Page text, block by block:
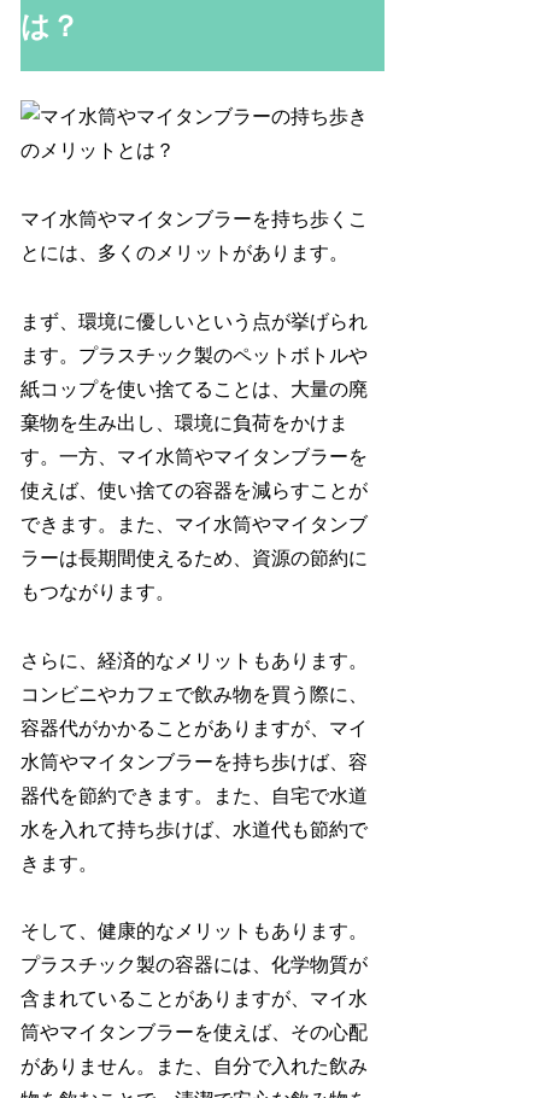
は？
マイ水筒やマイタンブラーを持ち歩くこ
とには、多くのメリットがあります。
まず、環境に優しいという点が挙げられ
ます。プラスチック製のペットボトルや
紙コップを使い捨てることは、大量の廃
棄物を生み出し、環境に負荷をかけま
す。一方、マイ水筒やマイタンブラーを
使えば、使い捨ての容器を減らすことが
できます。また、マイ水筒やマイタンブ
ラーは長期間使えるため、資源の節約に
もつながります。
さらに、経済的なメリットもあります。
コンビニやカフェで飲み物を買う際に、
容器代がかかることがありますが、マイ
水筒やマイタンブラーを持ち歩けば、容
器代を節約できます。また、自宅で水道
水を入れて持ち歩けば、水道代も節約で
きます。
そして、健康的なメリットもあります。
プラスチック製の容器には、化学物質が
含まれていることがありますが、マイ水
筒やマイタンブラーを使えば、その心配
がありません。また、自分で入れた飲み